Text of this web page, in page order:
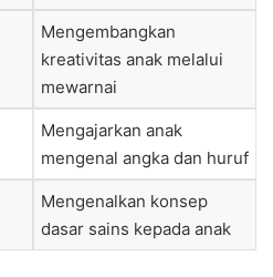
Mengembangkan
kreativitas anak melalui
mewarnai
Mengajarkan anak
mengenal angka dan huruf
Mengenalkan konsep
dasar sains kepada anak